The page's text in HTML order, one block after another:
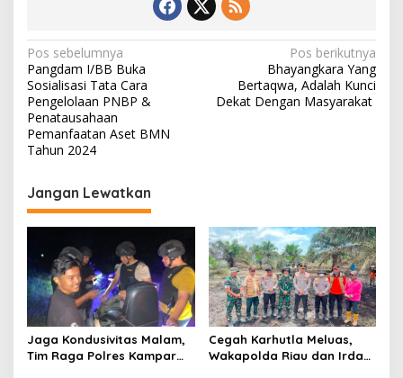
N
a
v
i
g
a
s
i
p
o
s
Pos sebelumnya
Pangdam I/BB Buka
Sosialisasi Tata Cara
Pengelolaan PNBP &
Penatausahaan
Pemanfaatan Aset BMN
Tahun 2024
Pos berikutnya
Bhayangkara Yang
Bertaqwa, Adalah Kunci
Dekat Dengan Masyarakat
Jangan Lewatkan
Jaga Kondusivitas Malam,
Tim Raga Polres Kampar
Cegah Karhutla Meluas,
Wakapolda Riau dan Irdam